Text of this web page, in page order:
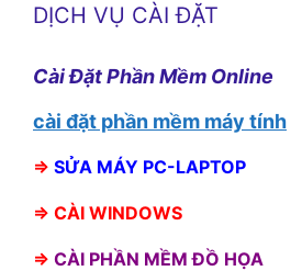
DỊCH VỤ CÀI ĐẶT
Cài Đặt Phần Mềm Online
cài đặt phần mềm máy tính
⇒ SỬA MÁY PC-LAPTOP
⇒ CÀI WINDOWS
⇒ CÀI PHẦN MỀM ĐỒ HỌA